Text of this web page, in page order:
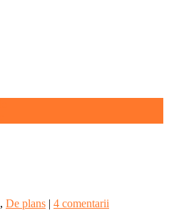
, De plans | 4 comentarii